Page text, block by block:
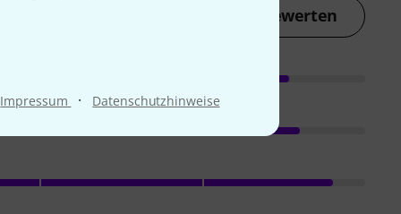
Impressum · Datenschutzhinweise
Jetzt bewerten